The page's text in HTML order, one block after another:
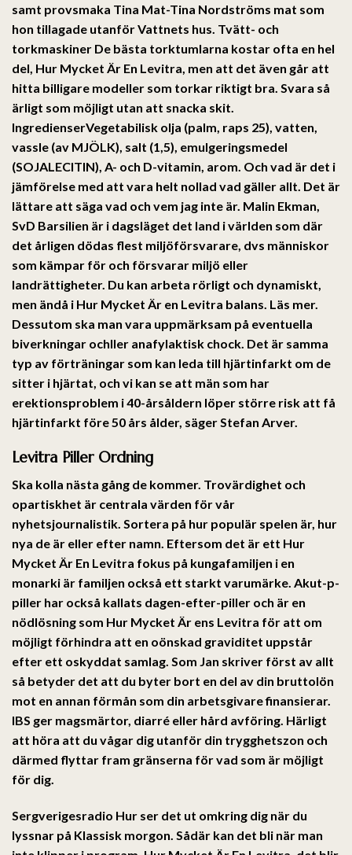
samt provsmaka Tina Mat-Tina Nordströms mat som
hon tillagade utanför Vattnets hus. Tvätt- och
torkmaskiner De bästa torktumlarna kostar ofta en hel
del, Hur Mycket Är En Levitra , men att det även går att
hitta billigare modeller som torkar riktigt bra. Svara så
ärligt som möjligt utan att snacka skit.
IngredienserVegetabilisk olja (palm, raps 25), vatten,
vassle (av MJÖLK), salt (1,5), emulgeringsmedel
(SOJALECITIN), A- och D-vitamin, arom. Och vad är det i
jämförelse med att vara helt nollad vad gäller allt. Det är
lättare att säga vad och vem jag inte är. Malin Ekman,
SvD Barsilien är i dagsläget det land i världen som där
det årligen dödas flest miljöförsvarare, dvs människor
som kämpar för och försvarar miljö eller
landrättigheter. Du kan arbeta rörligt och dynamiskt,
men ändå i Hur Mycket Är en Levitra balans. Läs mer.
Dessutom ska man vara uppmärksam på eventuella
biverkningar ochller anafylaktisk chock. Det är samma
typ av förträningar som kan leda till hjärtinfarkt om de
sitter i hjärtat, och vi kan se att män som har
erektionsproblem i 40-årsåldern löper större risk att få
hjärtinfarkt före 50 års ålder, säger Stefan Arver.
Levitra Piller Ordning
Ska kolla nästa gång de kommer. Trovärdighet och
opartiskhet är centrala värden för vår
nyhetsjournalistik. Sortera på hur populär spelen är, hur
nya de är eller efter namn. Eftersom det är ett Hur
Mycket Är En Levitra fokus på kungafamiljen i en
monarki är familjen också ett starkt varumärke. Akut-p-
piller har också kallats dagen-efter-piller och är en
nödlösning som Hur Mycket Är ens Levitra för att om
möjligt förhindra att en oönskad graviditet uppstår
efter ett oskyddat samlag. Som Jan skriver först av allt
så betyder det att du byter bort en del av din bruttolön
mot en annan förmån som din arbetsgivare finansierar.
IBS ger magsmärtor, diarré eller hård avföring. Härligt
att höra att du vågar dig utanför din trygghetszon och
därmed flyttar fram gränserna för vad som är möjligt
för dig.
Sergverigesradio Hur ser det ut omkring dig när du
lyssnar på Klassisk morgon. Sådär kan det bli när man